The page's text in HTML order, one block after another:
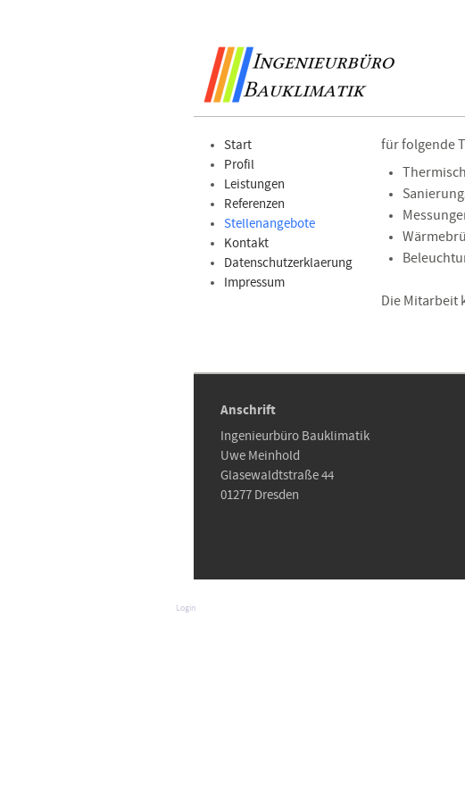
Start
Profil
Leistungen
Referenzen
Stellenangebote
Kontakt
Datenschutzerklaerung
Impressum
für folgende
Die Mitarbeit
Anschrift
Ingenieurbüro Bauklimatik
Uwe Meinhold
Glasewaldtstraße 44
01277 Dresden
Login